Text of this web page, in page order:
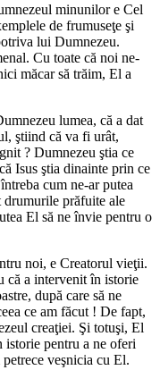
minunilor e Cel
de frumuseţe şi
lui Dumnezeu.
Cu toate că noi ne-
măcar să trăim, El a
lumea, că a dat
ştiind că va fi urât,
? Dumnezeu ştia ce
Isus ştia dinainte prin ce
cum ne-ar putea
drumurile prăfuite ale
El să ne învie pentru o
noi, e Creatorul vieţii.
că a intervenit în istorie
după care să ne
ce am făcut ! De fapt,
creaţiei. Şi totuşi, El
pentru a ne oferi
veşnicia cu El.